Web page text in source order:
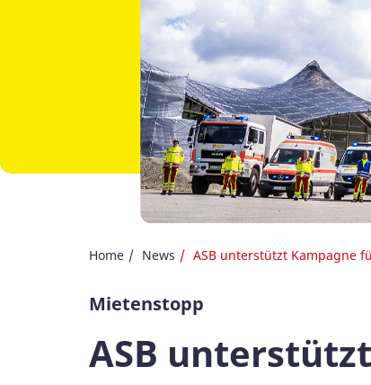
Home News ASB unterstützt Kampagne
Mietenstopp
ASB